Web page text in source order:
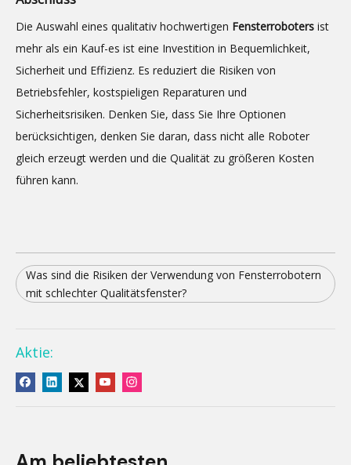
Die Auswahl eines qualitativ hochwertigen Fensterroboters ist
mehr als ein Kauf-es ist eine Investition in Bequemlichkeit,
Sicherheit und Effizienz. Es reduziert die Risiken von
Betriebsfehler, kostspieligen Reparaturen und
Sicherheitsrisiken. Denken Sie, dass Sie Ihre Optionen
berücksichtigen, denken Sie daran, dass nicht alle Roboter
gleich erzeugt werden und die Qualität zu größeren Kosten
führen kann.
Was sind die Risiken der Verwendung von Fensterrobotern
mit schlechter Qualitätsfenster?
Aktie: